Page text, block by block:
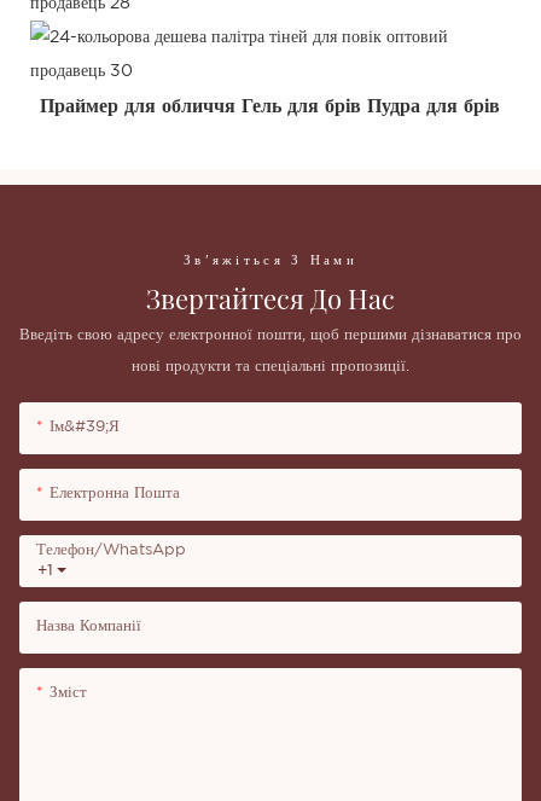
Праймер для обличчя Гель для брів Пудра для брів
Зв'яжіться З Нами
Звертайтеся До Нас
Введіть свою адресу електронної пошти, щоб першими дізнаватися про
нові продукти та спеціальні пропозиції.
Ім&#39;я
Електронна Пошта
+1
Телефон/WhatsApp
Назва Компанії
Зміст